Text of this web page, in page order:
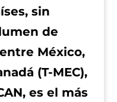
sin
de
México,
(T-MEC),
es el más